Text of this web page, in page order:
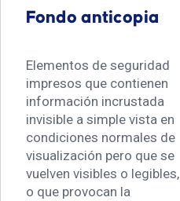
Fondo anticopia
Elementos de seguridad
impresos que contienen
información incrustada
invisible a simple vista en
condiciones normales de
visualización pero que se
vuelven visibles o legibles,
o que provocan la